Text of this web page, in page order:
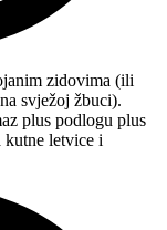
zidovima (ili
svježoj žbuci).
plus podlogu plus
kutne letvice i